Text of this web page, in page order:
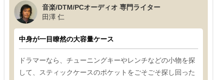
音楽/DTM/PCオーディオ 専門ライター
田澤 仁
中身が一目瞭然の大容量ケース
ドラマーなら、チューニングキーやレンチなどの小物を探
して、スティックケースのポケットをごそごそ探し回った